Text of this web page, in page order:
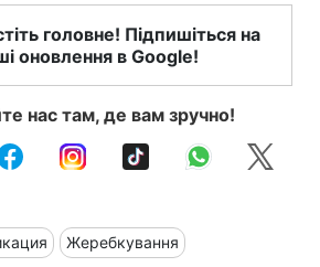
головне! Підпишіться на
оновлення в Google!
нас там, де вам зручно!
Жеребкування